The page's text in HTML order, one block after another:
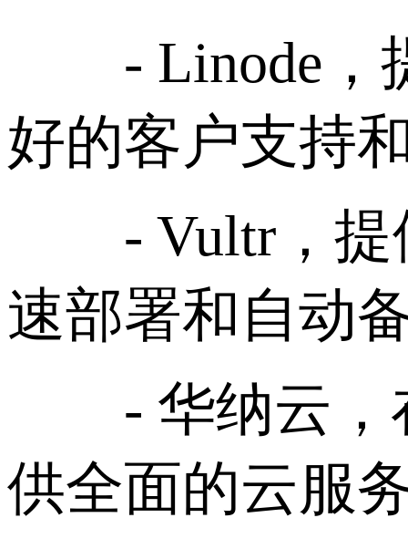
- Linode，提
好的客户支持
- Vultr，提
速部署和自动
- 华纳云，在
供全面的云服